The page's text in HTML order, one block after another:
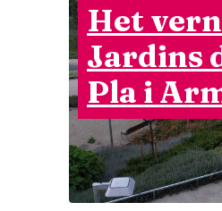
Het
Jardins
Pla i